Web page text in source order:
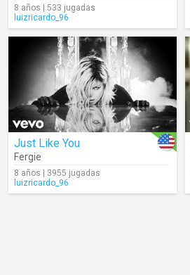
8 años | 533 jugadas
luizricardo_96
Just Like You
Fergie
8 años | 3955 jugadas
luizricardo_96